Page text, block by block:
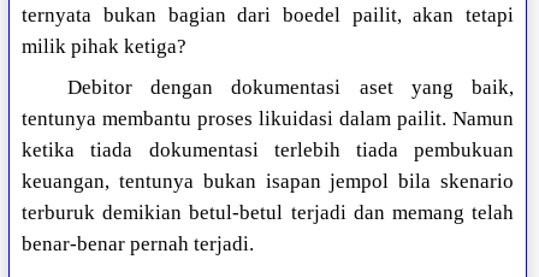
ternyata bukan bagian dari boedel pailit, akan tetapi
milik pihak ketiga?
Debitor dengan dokumentasi aset yang baik,
tentunya membantu proses likuidasi dalam pailit. Namun
ketika tiada dokumentasi terlebih tiada pembukuan
keuangan, tentunya bukan isapan jempol bila skenario
terburuk demikian betul-betul terjadi dan memang telah
benar-benar pernah terjadi.